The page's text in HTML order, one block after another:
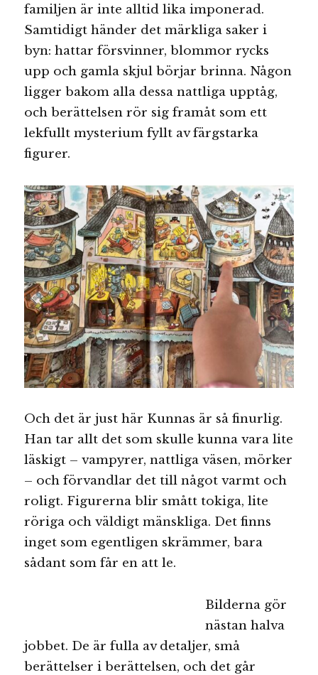
familjen är inte alltid lika imponerad.
Samtidigt händer det märkliga saker i
byn: hattar försvinner, blommor rycks
upp och gamla skjul börjar brinna. Någon
ligger bakom alla dessa nattliga upptåg,
och berättelsen rör sig framåt som ett
lekfullt mysterium fyllt av färgstarka
figurer.
Och det är just här Kunnas är så finurlig.
Han tar allt det som skulle kunna vara lite
läskigt – vampyrer, nattliga väsen, mörker
– och förvandlar det till något varmt och
roligt. Figurerna blir smått tokiga, lite
röriga och väldigt mänskliga. Det finns
inget som egentligen skrämmer, bara
sådant som får en att le.
Bilderna gör
nästan halva
jobbet. De är fulla av detaljer, små
berättelser i berättelsen, och det går